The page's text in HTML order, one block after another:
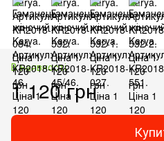
В наявності
1 120 грн